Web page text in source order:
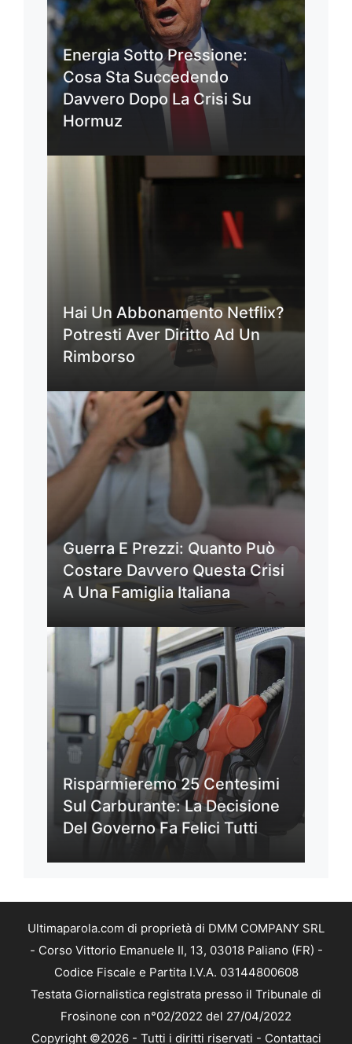
Energia Sotto Pressione:
Cosa Sta Succedendo
Davvero Dopo La Crisi Su
Hormuz
Hai Un Abbonamento Netflix?
Potresti Aver Diritto Ad Un
Rimborso
Guerra E Prezzi: Quanto Può
Costare Davvero Questa Crisi
A Una Famiglia Italiana
Risparmieremo 25 Centesimi
Sul Carburante: La Decisione
Del Governo Fa Felici Tutti
Ultimaparola.com di proprietà di DMM COMPANY SRL
- Corso Vittorio Emanuele II, 13, 03018 Paliano (FR) -
Codice Fiscale e Partita I.V.A. 03144800608
Testata Giornalistica registrata presso il Tribunale di
Frosinone con n°02/2022 del 27/04/2022
Copyright ©2026 - Tutti i diritti riservati - Contattaci